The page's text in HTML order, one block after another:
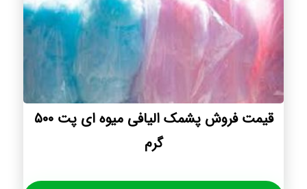
قیمت فروش پشمک الیافی میوه ای پت ۵۰۰
گرم